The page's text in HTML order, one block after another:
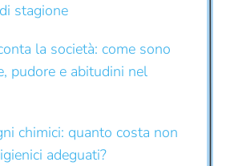
stagione
la società: come sono
pudore e abitudini nel
chimici: quanto costa non
adeguati?